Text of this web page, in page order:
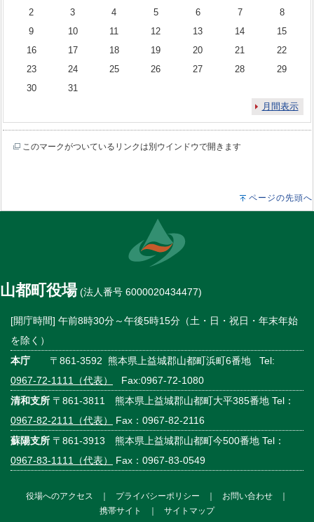
2
3 4 5 6 7
8
9
10 11 12 13 14
15
16
17 18 19 20 21
22
23
24 25 26 27 28
29
30
31
月間表示
このマークがついているリンクは別ウインドウで開きます
ページの先頭へ
山都町役場(法人番号 6000020434477)
[開庁時間] 午前8時30分～午後5時15分（土・日・祝日・年末年始
を除く）
本庁 〒861-3592 熊本県上益城郡山都町浜町6番地 Tel:
0967-72-1111（代表）
Fax:0967-72-1080
清和支所 〒861-3811 熊本県上益城郡山都町大平385番地 Tel：
0967-82-2111（代表）
Fax：0967-82-2116
蘇陽支所 〒861-3913 熊本県上益城郡山都町今500番地 Tel：
0967-83-1111（代表）
Fax：0967-83-0549
役場へのアクセス ｜ プライバシーポリシー ｜ お問い合わせ
｜
携帯サイト
｜ サイトマップ